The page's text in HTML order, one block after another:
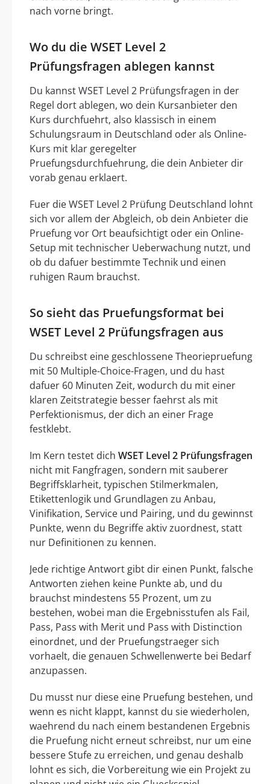
nach vorne bringt.
Wo du die WSET Level 2
Prüfungsfragen ablegen kannst
Du kannst WSET Level 2 Prüfungsfragen in der
Regel dort ablegen, wo dein Kursanbieter den
Kurs durchfuehrt, also klassisch in einem
Schulungsraum in Deutschland oder als Online-
Kurs mit klar geregelter
Pruefungsdurchfuehrung, die dein Anbieter dir
vorab genau erklaert.
Fuer die WSET Level 2 Prüfung Deutschland lohnt
sich vor allem der Abgleich, ob dein Anbieter die
Pruefung vor Ort beaufsichtigt oder ein Online-
Setup mit technischer Ueberwachung nutzt, und
ob du dafuer bestimmte Technik und einen
ruhigen Raum brauchst.
So sieht das Pruefungsformat bei
WSET Level 2 Prüfungsfragen aus
Du schreibst eine geschlossene Theoriepruefung
mit 50 Multiple-Choice-Fragen, und du hast
dafuer 60 Minuten Zeit, wodurch du mit einer
klaren Zeitstrategie besser faehrst als mit
Perfektionismus, der dich an einer Frage
festklebt.
Im Kern testet dich WSET Level 2 Prüfungsfragen
nicht mit Fangfragen, sondern mit sauberer
Begriffsklarheit, typischen Stilmerkmalen,
Etikettenlogik und Grundlagen zu Anbau,
Vinifikation, Service und Pairing, und du gewinnst
Punkte, wenn du Begriffe aktiv zuordnest, statt
nur Definitionen zu kennen.
Jede richtige Antwort gibt dir einen Punkt, falsche
Antworten ziehen keine Punkte ab, und du
brauchst mindestens 55 Prozent, um zu
bestehen, wobei man die Ergebnisstufen als Fail,
Pass, Pass with Merit und Pass with Distinction
einordnet, und der Pruefungstraeger sich
vorhaelt, die genauen Schwellenwerte bei Bedarf
anzupassen.
Du musst nur diese eine Pruefung bestehen, und
wenn es nicht klappt, kannst du sie wiederholen,
waehrend du nach einem bestandenen Ergebnis
die Pruefung nicht erneut schreibst, nur um eine
bessere Stufe zu erreichen, und genau deshalb
lohnt es sich, die Vorbereitung wie ein Projekt zu